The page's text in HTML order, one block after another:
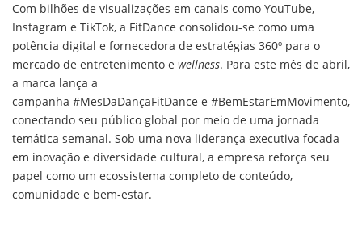
Com bilhões de visualizações em canais como YouTube,
Instagram e TikTok, a FitDance consolidou-se como uma
potência digital e fornecedora de estratégias 360º para o
mercado de entretenimento e wellness. Para este mês de abril,
a marca lança a
campanha #MesDaDançaFitDance e #BemEstarEmMovimento,
conectando seu público global por meio de uma jornada
temática semanal. Sob uma nova liderança executiva focada
em inovação e diversidade cultural, a empresa reforça seu
papel como um ecossistema completo de conteúdo,
comunidade e bem-estar.